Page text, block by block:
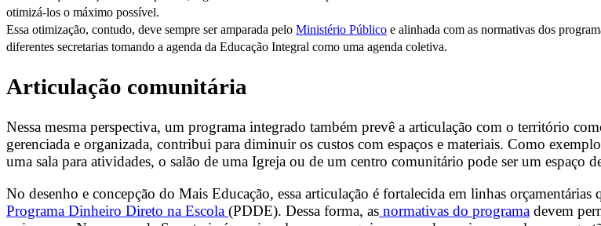
otimizá-los o máximo possível.
Essa otimização, contudo, deve sempre ser amparada pelo Ministério Público e alinhada com as normativas dos
diferentes secretarias tomando a agenda da Educação Integral como uma agenda coletiva.
Articulação comunitária
Nessa mesma perspectiva, um programa integrado também prevê a articulação com o território
gerenciada e organizada, contribui para diminuir os custos com espaços e materiais. Como
uma sala para atividades, o salão de uma Igreja ou de um centro comunitário pode ser um espaço
No desenho e concepção do Mais Educação, essa articulação é fortalecida em linhas
Programa Dinheiro Direto na Escola (PDDE). Dessa forma, as normativas do programa devem